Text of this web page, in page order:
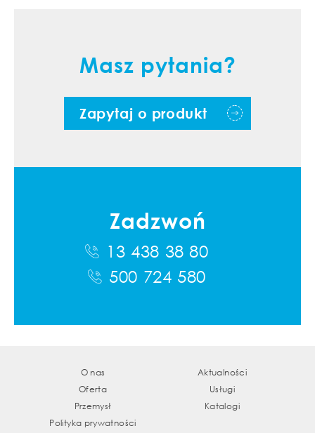
Masz pytania?
Zapytaj o produkt
Zadzwoń
13 438 38 80
500 724 580
O nas
Aktualności
Oferta
Usługi
Przemysł
Katalogi
Polityka prywatności